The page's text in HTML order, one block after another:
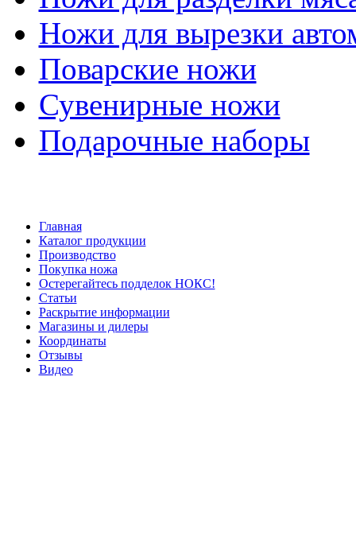
Ножи для вырезки
Поварские ножи
Сувенирные ножи
Подарочные наборы
Главная
Каталог продукции
Производство
Покупка ножа
Остерегайтесь подделок НОКС!
Статьи
Раскрытие информации
Магазины и дилеры
Координаты
Отзывы
Видео